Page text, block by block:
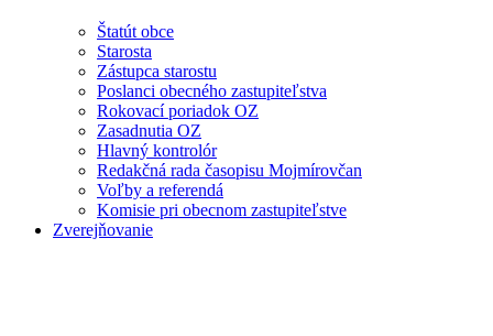
Štatút obce
Starosta
Zástupca starostu
Poslanci obecného zastupiteľstva
Rokovací poriadok OZ
Zasadnutia OZ
Hlavný kontrolór
Redakčná rada časopisu Mojmírovčan
Voľby a referendá
Komisie pri obecnom zastupiteľstve
Zverejňovanie